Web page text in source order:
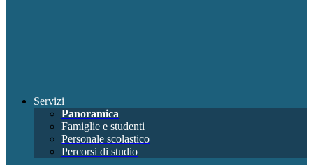
Servizi
Panoramica
Famiglie e studenti
Personale scolastico
Percorsi di studio